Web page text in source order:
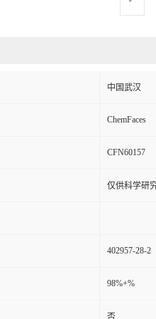
中国武汉
ChemFaces
CFN60157
仅供科学研
402957-28-2
98%+%
否